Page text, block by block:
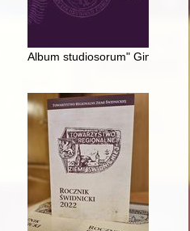
podróżopisarzy rosyjskich
Album studiosorum"